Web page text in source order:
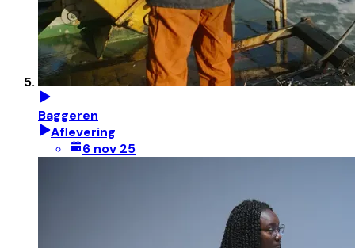
Baggeren
Aflevering
6 nov 25